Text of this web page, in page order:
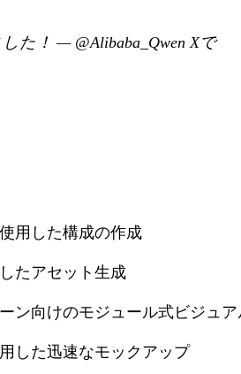
た！ — @Alibaba_Qwen Xで
用した構成の作成
たアセット生成
ン向けのモジュール式ビジュア
した迅速なモックアップ